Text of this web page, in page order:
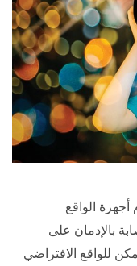
أجهزة الواقع
بالإدمان على
للواقع الافتراضي